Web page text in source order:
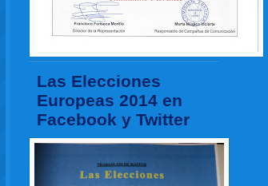
Las Elecciones
Europeas 2014 en
Facebook y Twitter